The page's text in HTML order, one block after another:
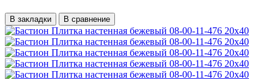
В закладки В сравнение